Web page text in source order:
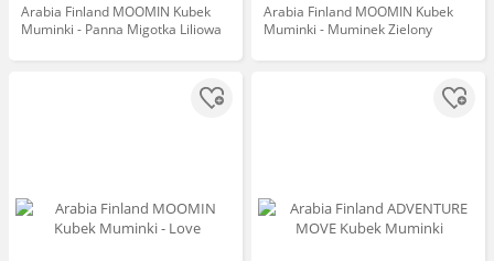
Arabia Finland MOOMIN Kubek
Muminki - Panna Migotka Liliowa
Arabia Finland MOOMIN Kubek
Muminki - Muminek Zielony